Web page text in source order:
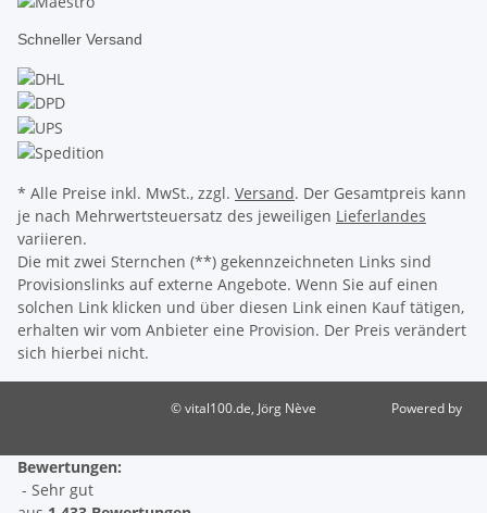
Schneller Versand
* Alle Preise inkl. MwSt., zzgl. Versand. Der Gesamtpreis kann
je nach Mehrwertsteuersatz des jeweiligen Lieferlandes
variieren.
Die mit zwei Sternchen (**) gekennzeichneten Links sind
Provisionslinks auf externe Angebote. Wenn Sie auf einen
solchen Link klicken und über diesen Link einen Kauf tätigen,
erhalten wir vom Anbieter eine Provision. Der Preis verändert
sich hierbei nicht.
© vital100.de, Jörg Nève
Powered by
Bewertungen:
- Sehr gut